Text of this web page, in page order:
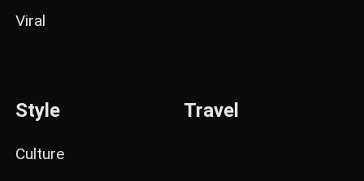
Viral
Style
Culture
Travel